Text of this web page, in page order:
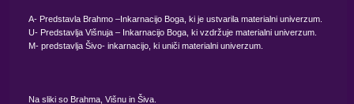
A- Predstavla Brahmo –Inkarnacijo Boga, ki je ustvarila materialni univerzum.
U- Predstavlja Višnuja – Inkarnacijo Boga, ki vzdržuje materialni univerzum.
M- predstavlja Šivo- inkarnacijo, ki uniči materialni univerzum.
Na sliki so Brahma, Višnu in Šiva.